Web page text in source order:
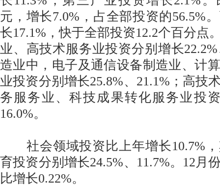
元，增长7.0%，占全部投资的56.5%
长17.1%，快于全部投资12.2个百分点
业、高技术服务业投资分别增长
造业中，电子及通信设备制造业、计
业投资分别增长25.8%、21.1%；高技
务服务业、科技成果转化服务业投
16.0%。
社会领域投资比上年增长10.7%，
育投资分别增长24.5%、11.7%。12月
比增长0.22%。